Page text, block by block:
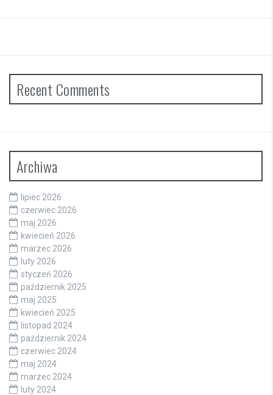
Recent Comments
Archiwa
lipiec 2026
czerwiec 2026
maj 2026
kwiecień 2026
marzec 2026
luty 2026
styczeń 2026
październik 2025
maj 2025
kwiecień 2025
listopad 2024
październik 2024
czerwiec 2024
maj 2024
marzec 2024
luty 2024